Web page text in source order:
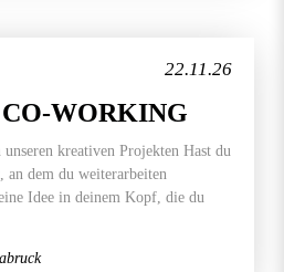
22.11.26
WORKING
unseren kreativen Projekten Hast du
an dem du weiterarbeiten
Idee in deinem Kopf, die du